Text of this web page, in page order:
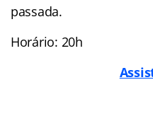
passada.
Horário: 20h